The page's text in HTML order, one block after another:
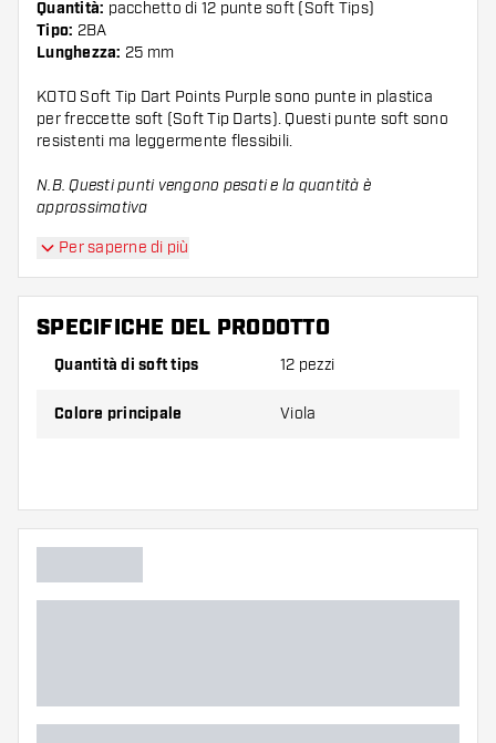
Quantità: pacchetto di 12 punte soft (Soft Tips)
Tipo: 2BA
Lunghezza: 25 mm
KOTO Soft Tip Dart Points Purple sono punte in plastica
per freccette soft (Soft Tip Darts). Questi punte soft sono
resistenti ma leggermente flessibili.
N.B. Questi punti vengono pesati e la quantità è
approssimativa
Per saperne di più
SPECIFICHE DEL PRODOTTO
Quantità di soft tips 12 pezzi
Colore principale Viola